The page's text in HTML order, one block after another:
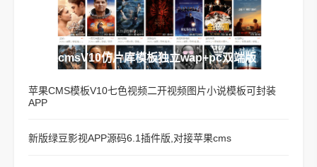
苹果cmsV10仿片库模板独立wap+pc双端版
苹果CMS模板V10七色视频二开视频图片小说模板可封装
APP
新版绿豆影视APP源码6.1插件版,对接苹果cms